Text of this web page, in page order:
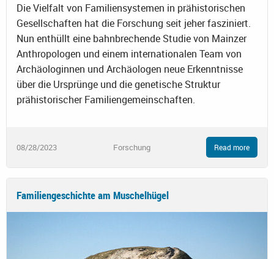
Die Vielfalt von Familiensystemen in prähistorischen
Gesellschaften hat die Forschung seit jeher fasziniert.
Nun enthüllt eine bahnbrechende Studie von Mainzer
Anthropologen und einem internationalen Team von
Archäologinnen und Archäologen neue Erkenntnisse
über die Ursprünge und die genetische Struktur
prähistorischer Familiengemeinschaften.
08/28/2023 Forschung Read more
Familiengeschichte am Muschelhügel